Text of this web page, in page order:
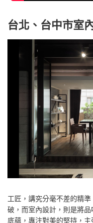
台北、台中市室
工匠，講究分毫不差的精
破，而室內設計，則是將
底蘊，專注對美的堅持，
空間的張力不在做了多
公司簡介 俞佳宏總監
媒體報導
Search
Untold Stories